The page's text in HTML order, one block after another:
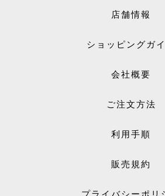
店舗情報
ショッピングガ
会社概要
ご注文方法
利用手順
販売規約